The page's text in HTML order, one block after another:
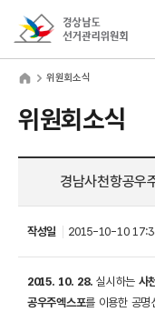
위원회소식
위원회소식
경남사천항공우
작성일 2015-10-10
2015. 10. 28. 실시하는 사
공우주엑스포를 이용한 공명